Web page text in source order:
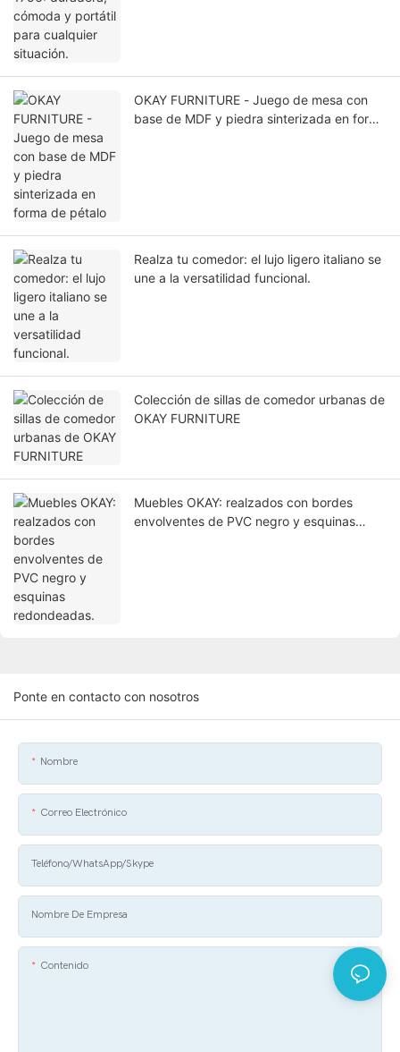
OKAY FURNITURE - Juego de mesa con
base de MDF y piedra sinterizada en forma
Realza tu comedor: el lujo ligero italiano se
une a la versatilidad funcional.
Colección de sillas de comedor urbanas de
OKAY FURNITURE
Muebles OKAY: realzados con bordes
envolventes de PVC negro y esquinas
Ponte en contacto con nosotros
Nombre
Correo Electrónico
Teléfono/WhatsApp/Skype
Nombre De Empresa
Contenido